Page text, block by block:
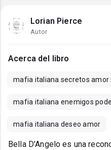
Lorian Pierce
Autor
Acerca del libro
mafia italiana secretos amor
mafia italiana enemigos
mafia italiana deseo amor
Bella D'Angelo es una